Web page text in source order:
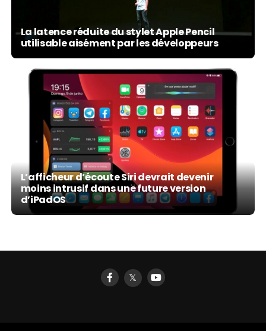
La latence réduite du stylet Apple Pencil
utilisable aisément par les développeurs
L’afficheur d’écoute Siri devrait devenir
moins intrusif dans une future version
d’iPadOS
𝕏